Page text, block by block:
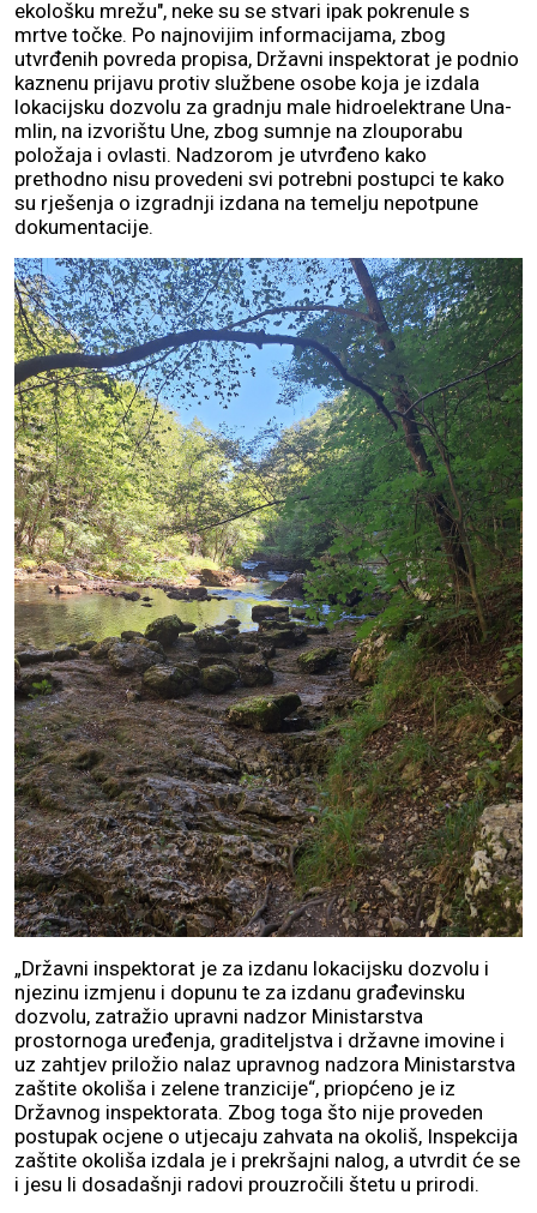
ekološku mrežu", neke su se stvari ipak pokrenule s
mrtve točke. Po najnovijim informacijama, zbog
utvrđenih povreda propisa, Državni inspektorat je podnio
kaznenu prijavu protiv službene osobe koja je izdala
lokacijsku dozvolu za gradnju male hidroelektrane Una-
mlin, na izvorištu Une, zbog sumnje na zlouporabu
položaja i ovlasti. Nadzorom je utvrđeno kako
prethodno nisu provedeni svi potrebni postupci te kako
su rješenja o izgradnji izdana na temelju nepotpune
dokumentacije.
„Državni inspektorat je za izdanu lokacijsku dozvolu i
njezinu izmjenu i dopunu te za izdanu građevinsku
dozvolu, zatražio upravni nadzor Ministarstva
prostornoga uređenja, graditeljstva i državne imovine i
uz zahtjev priložio nalaz upravnog nadzora Ministarstva
zaštite okoliša i zelene tranzicije“, priopćeno je iz
Državnog inspektorata. Zbog toga što nije proveden
postupak ocjene o utjecaju zahvata na okoliš, Inspekcija
zaštite okoliša izdala je i prekršajni nalog, a utvrdit će se
i jesu li dosadašnji radovi prouzročili štetu u prirodi.